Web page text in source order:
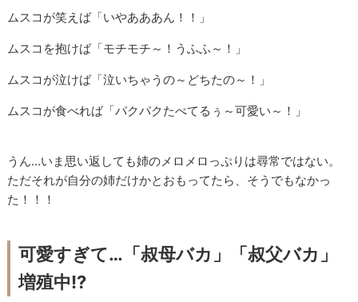
ムスコが笑えば「いやあああん！！」
ムスコを抱けば「モチモチ～！うふふ～！」
ムスコが泣けば「泣いちゃうの～どちたの～！」
ムスコが食べれば「パクパクたべてるぅ～可愛い～！」
うん…いま思い返しても姉のメロメロっぷりは尋常ではない。
ただそれが自分の姉だけかとおもってたら、そうでもなかっ
た！！！
可愛すぎて…「叔母バカ」「叔父バカ」
増殖中!?